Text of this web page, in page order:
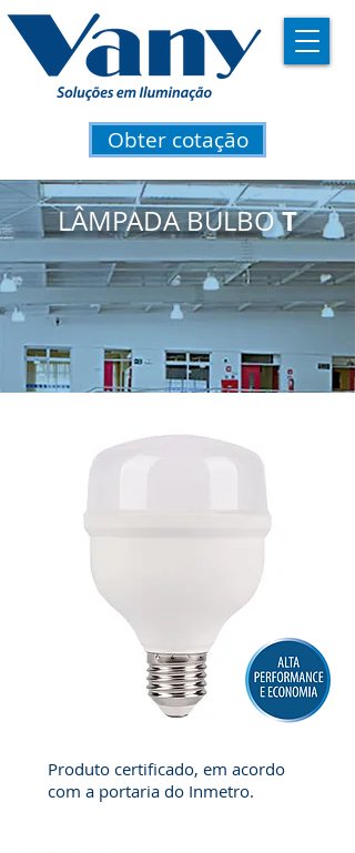
Obter cotação
LÂMPADA BULBOT
Produto certificado, em acordo
com a portaria do Inmetro.